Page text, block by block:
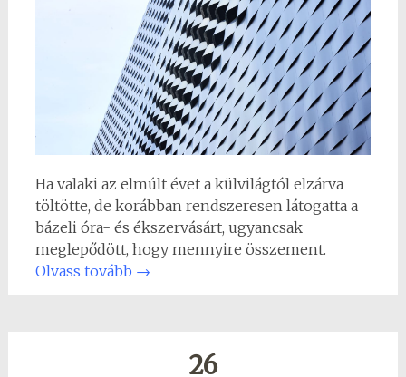
Ha valaki az elmúlt évet a külvilágtól elzárva
töltötte, de korábban rendszeresen látogatta a
bázeli óra- és ékszervásárt, ugyancsak
meglepődött, hogy mennyire összement.
Olvass tovább →
26